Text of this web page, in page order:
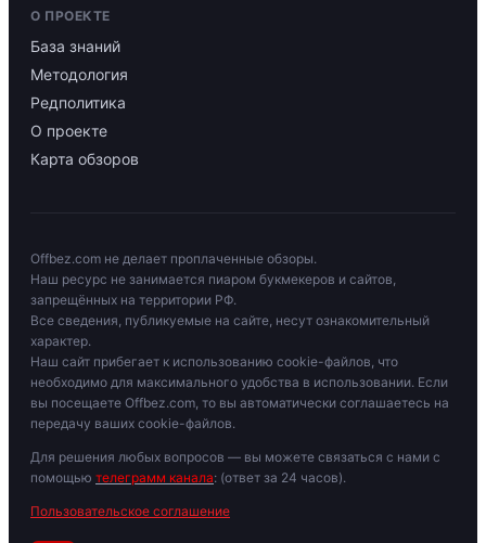
О ПРОЕКТЕ
База знаний
Методология
Редполитика
О проекте
Карта обзоров
Offbez.com не делает проплаченные обзоры.
Наш ресурс не занимается пиаром букмекеров и сайтов,
запрещённых на территории РФ.
Все сведения, публикуемые на сайте, несут ознакомительный
характер.
Наш сайт прибегает к использованию cookie-файлов, что
необходимо для максимального удобства в использовании. Если
вы посещаете Offbez.com, то вы автоматически соглашаетесь на
передачу ваших cookie-файлов.
Для решения любых вопросов — вы можете связаться с нами с
помощью телеграмм канала: (ответ за 24 часов).
Пользовательское соглашение